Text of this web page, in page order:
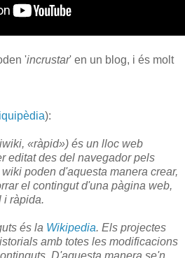
'incrustar' en un blog, i és molt
):
«ràpid») és un lloc web
editat des del navegador pels
poden d'aquesta manera crear,
el contingut d'una pàgina web,
i ràpida.
és la Wikipedia. Els projectes
amb totes les modificacions
D'aquesta manera se'n